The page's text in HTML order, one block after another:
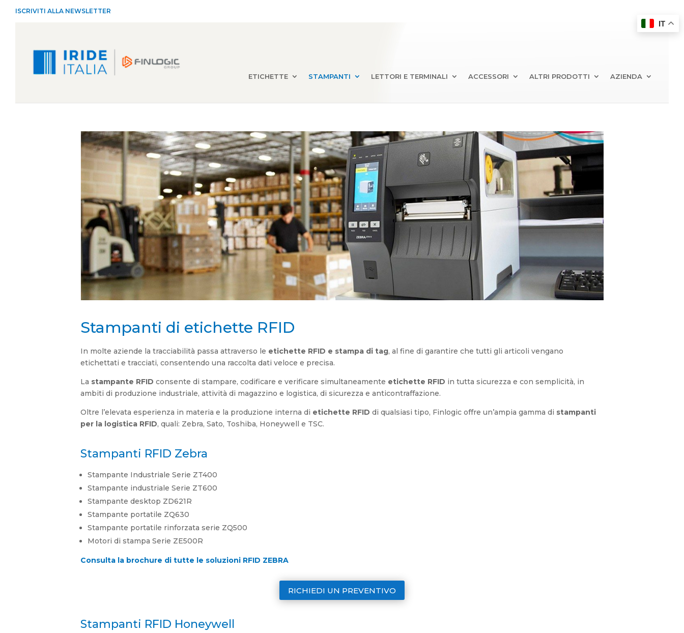
ISCRIVITI ALLA NEWSLETTER
ETICHETTE STAMPANTI LETTORI E TERMINALI ACCESSORI ALTRI PRODOTTI AZIENDA
Stampanti di etichette RFID
In molte aziende la tracciabilità passa attraverso le etichette RFID e stampa di tag, al fine di garantire che tutti gli articoli vengano
etichettati e tracciati, consentendo una raccolta dati veloce e precisa.
La stampante RFID consente di stampare, codificare e verificare simultaneamente etichette RFID in tutta sicurezza e con semplicità, in
ambiti di produzione industriale, attività di magazzino e logistica, di sicurezza e anticontraffazione.
Oltre l’elevata esperienza in materia e la produzione interna di etichette RFID di qualsiasi tipo, Finlogic offre un’ampia gamma di stampanti
per la logistica RFID, quali: Zebra, Sato, Toshiba, Honeywell e TSC.
Stampanti RFID Zebra
Stampante Industriale Serie ZT400
Stampante industriale Serie ZT600
Stampante desktop ZD621R
Stampante portatile ZQ630
Stampante portatile rinforzata serie ZQ500
Motori di stampa Serie ZE500R
Consulta la brochure di tutte le soluzioni RFID ZEBRA
RICHIEDI UN PREVENTIVO
Stampanti RFID Honeywell
IT